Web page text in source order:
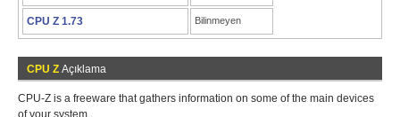
CPU Z 1.73 Bilinmeyen
CPU Z Açıklama
CPU-Z is a freeware that gathers information on some of the main devices
of your system.